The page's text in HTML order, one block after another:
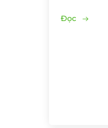
Đọc